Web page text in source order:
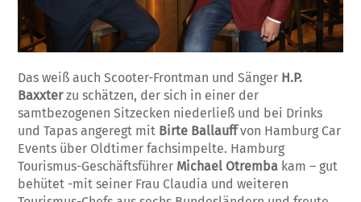
Das weiß auch Scooter-Frontman und Sänger H.P.
Baxxterzu schätzen, der sich in einer der
samtbezogenen Sitzecken niederließ und bei Drinks
und Tapas angeregt mit Birte Ballauffvon Hamburg Car
Events über Oldtimer fachsimpelte. Hamburg
Tourismus-Geschäftsführer Michael Otremba kam – gut
behütet -mit seiner Frau Claudia und weiteren